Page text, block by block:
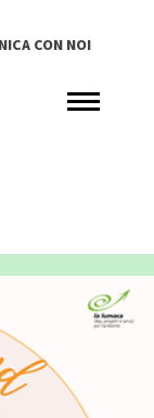
CON NOI